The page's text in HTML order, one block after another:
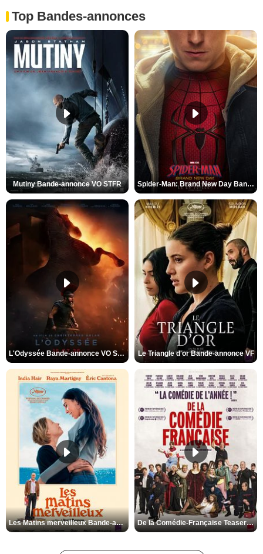
Top Bandes-annonces
Mutiny Bande-annonce VO STFR Spider-Man: Brand New Day Bande-annonce VO STFR
L'Odyssée Bande-annonce VO STFR Le Triangle d'or Bande-annonce VF
Les Matins merveilleux Bande-annonce VF De la Comédie-Française Teaser VF